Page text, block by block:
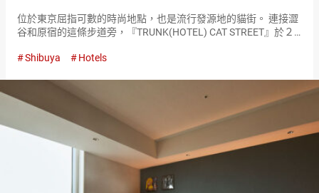
位於東京屈指可數的時尚地點，也是流行發源地的貓街。 連接澀
谷和原宿的這條步道旁，『TRUNK(HOTEL) CAT STREET』於２
特點莫過於其概念『社交化（…
Shibuya Hotels